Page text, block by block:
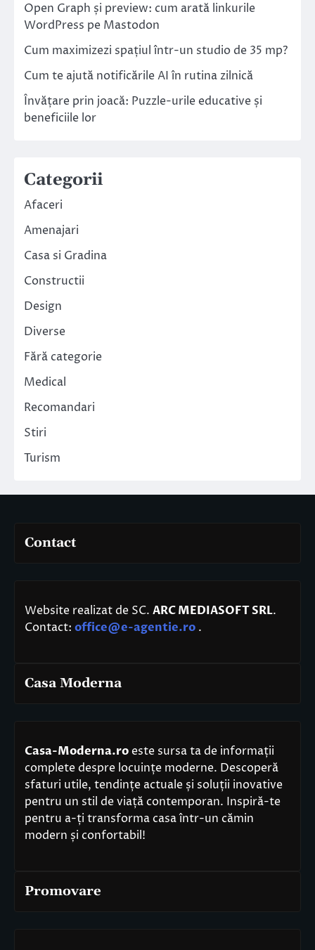
Open Graph și preview: cum arată linkurile
WordPress pe Mastodon
Cum maximizezi spațiul într-un studio de 35 mp?
Cum te ajută notificările AI în rutina zilnică
Învățare prin joacă: Puzzle-urile educative și
beneficiile lor
Categorii
Afaceri
Amenajari
Casa si Gradina
Constructii
Design
Diverse
Fără categorie
Medical
Recomandari
Stiri
Turism
Contact
Website realizat de SC. ARC MEDIASOFT SRL.
Contact: office@e-agentie.ro .
Casa Moderna
Casa-Moderna.roeste sursa ta de informații
complete despre locuințe moderne. Descoperă
sfaturi utile, tendințe actuale și soluții inovative
pentru un stil de viață contemporan. Inspiră-te
pentru a-ți transforma casa într-un cămin
modern și confortabil!
Promovare